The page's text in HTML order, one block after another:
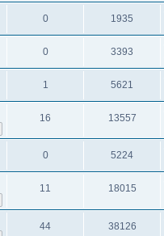
0 1935
0 3393
1 5621
16 13557
0 5224
11 18015
44 38126